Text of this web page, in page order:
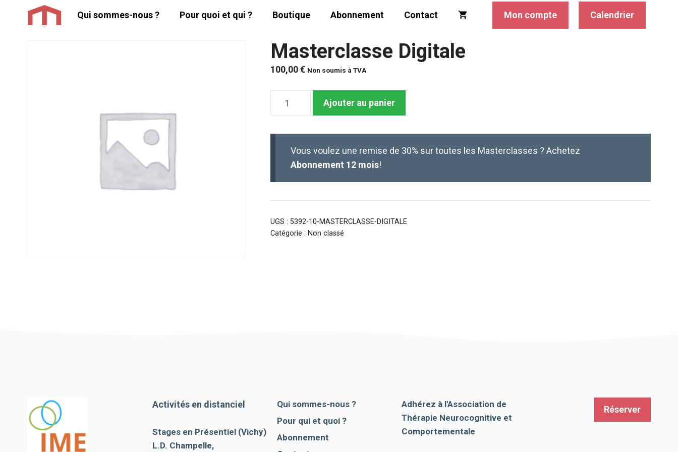
Qui sommes-nous ? Pour quoi et qui ? Boutique Abonnement Contact Mon compte Calendrier
Masterclasse Digitale
100,00€ Non soumis à TVA
Ajouter au panier
Vous voulez une remise de 30% sur toutes les Masterclasses ? Achetez
Abonnement 12 mois!
UGS :5392-10-MASTERCLASSE-DIGITALE
Catégorie : Non classé
Activités en distanciel
Stages en Présentiel (Vichy)
L.D. Champelle,
Qui sommes-nous ?
Pour qui et quoi ?
Abonnement
Adhérez à l'Association de
Thérapie Neurocognitive et
Comportementale
Réserver